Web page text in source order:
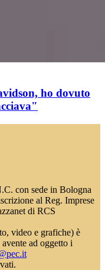
ho dovuto
con sede in Bologna
al Reg. Imprese
di RCS
video e grafiche) è
ad oggetto i